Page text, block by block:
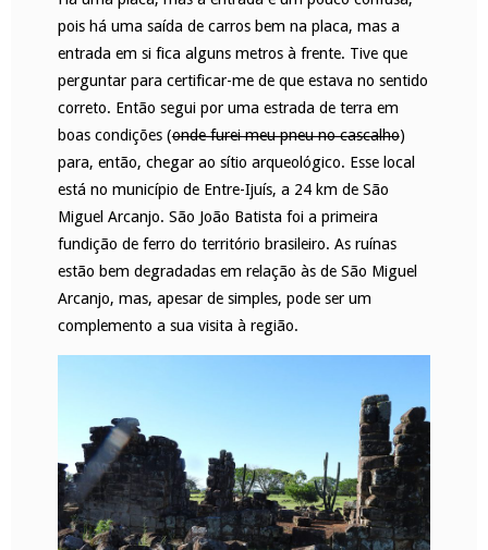
pois há uma saída de carros bem na placa, mas a
entrada em si fica alguns metros à frente. Tive que
perguntar para certificar-me de que estava no sentido
correto. Então segui por uma estrada de terra em
boas condições (onde furei meu pneu no cascalho)
para, então, chegar ao sítio arqueológico. Esse local
está no município de Entre-Ijuís, a 24 km de São
Miguel Arcanjo. São João Batista foi a primeira
fundição de ferro do território brasileiro. As ruínas
estão bem degradadas em relação às de São Miguel
Arcanjo, mas, apesar de simples, pode ser um
complemento a sua visita à região.